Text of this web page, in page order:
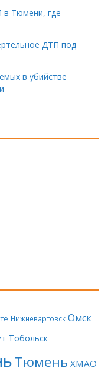
Тюмени, где
ДТП под
в убийстве
Нижневартовск Омск
Тобольск
Тюмень ХМАО